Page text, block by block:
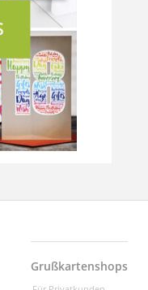
Grußkartenshops